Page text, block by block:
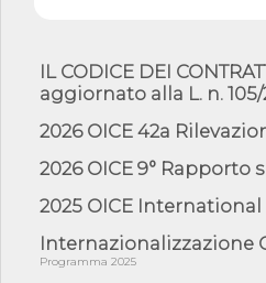
06/08/26 - CdM: approvato il d.lgs.
mate...
norme UE in m...
05/08/26 - DL Infrastrutture e
fiducia...
05/08/26 - Focus OICE sul DDL di
05/08/26 - Anac: pubblicata la
2 s...
IL CODICE DEI
aggiornato alla L. n. 105/
2026 OICE 42a
2026 OICE 9°
2025 OICE
Internazionalizzazione
Programma 2025